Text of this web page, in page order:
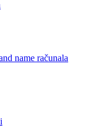
name računala